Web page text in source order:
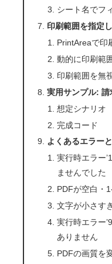
シート名でフ
印刷範囲を指定
PrintAreaで印
動的に印刷範
印刷範囲を無
実用サンプル: 請
想定シナリオ
完成コード
よくあるエラー
実行時エラー
ませんでした
PDFが空白・
文字が小さす
実行時エラー
ありません
PDFの画質を